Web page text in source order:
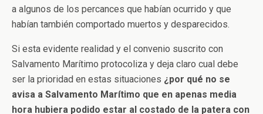
a algunos de los percances que habían ocurrido y que
habían también comportado muertos y desparecidos.
Si esta evidente realidad y el convenio suscrito con
Salvamento Marítimo protocoliza y deja claro cual debe
ser la prioridad en estas situaciones ¿por qué no se
avisa a Salvamento Marítimo que en apenas media
hora hubiera podido estar al costado de la patera con